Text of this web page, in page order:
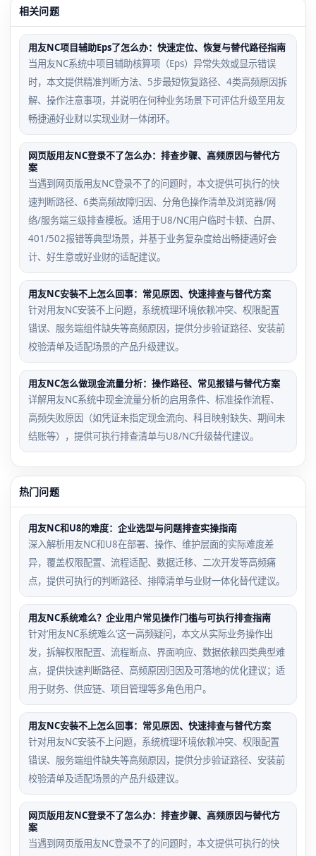
相关问题
用友NC项目辅助Eps了怎么办：快速定位、恢复与替代路径指南
当用友NC系统中项目辅助核算项（Eps）异常失效或显示错误
时，本文提供精准判断方法、5步最短恢复路径、4类高频原因拆
解、操作注意事项，并说明在何种业务场景下可评估升级至用友
畅捷通好业财以实现业财一体闭环。
网页版用友NC登录不了怎么办：排查步骤、高频原因与替代方
案
当遇到网页版用友NC登录不了的问题时，本文提供可执行的快
速判断路径、6类高频故障归因、分角色操作清单及浏览器/网
络/服务端三级排查模板。适用于U8/NC用户临时卡顿、白屏、
401/502报错等典型场景，并基于业务复杂度给出畅捷通好会
计、好生意或好业财的适配建议。
用友NC安装不上怎么回事：常见原因、快速排查与替代方案
针对用友NC安装不上问题，系统梳理环境依赖冲突、权限配置
错误、服务端组件缺失等高频原因，提供分步验证路径、安装前
校验清单及适配场景的产品升级建议。
用友NC怎么做现金流量分析：操作路径、常见报错与替代方案
详解用友NC系统中现金流量分析的启用条件、标准操作流程、
高频失败原因（如凭证未指定现金流向、科目映射缺失、期间未
结账等），提供可执行排查清单与U8/NC升级替代建议。
热门问题
用友NC和U8的难度：企业选型与问题排查实操指南
深入解析用友NC和U8在部署、操作、维护层面的实际难度差
异，覆盖权限配置、流程适配、数据迁移、二次开发等高频痛
点，提供可执行的判断路径、排障清单与业财一体化替代建议。
用友NC系统难么？企业用户常见操作门槛与可执行排查指南
针对‘用友NC系统难么’这一高频疑问，本文从实际业务操作出
发，拆解权限配置、流程断点、界面响应、数据依赖四类典型难
点，提供快速判断路径、高频原因归因及可落地的优化建议；适
用于财务、供应链、项目管理等多角色用户。
用友NC安装不上怎么回事：常见原因、快速排查与替代方案
针对用友NC安装不上问题，系统梳理环境依赖冲突、权限配置
错误、服务端组件缺失等高频原因，提供分步验证路径、安装前
校验清单及适配场景的产品升级建议。
网页版用友NC登录不了怎么办：排查步骤、高频原因与替代方
案
当遇到网页版用友NC登录不了的问题时，本文提供可执行的快